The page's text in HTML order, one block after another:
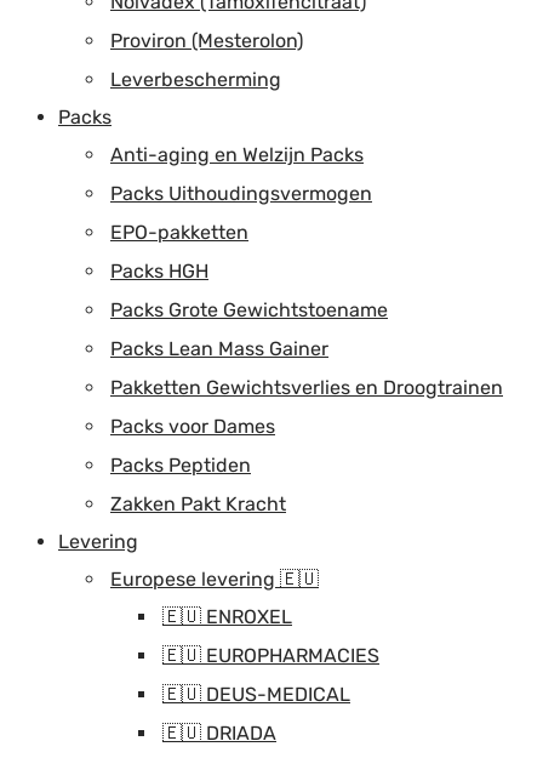
Proviron (Mesterolon)
Leverbescherming
Packs
Anti-aging en Welzijn Packs
Packs Uithoudingsvermogen
EPO-pakketten
Packs HGH
Packs Grote Gewichtstoename
Packs Lean Mass Gainer
Pakketten Gewichtsverlies en Droogtrainen
Packs voor Dames
Packs Peptiden
Zakken Pakt Kracht
Levering
Europese levering 🇪🇺
🇪🇺 ENROXEL
🇪🇺 EUROPHARMACIES
🇪🇺 DEUS-MEDICAL
🇪🇺 DRIADA